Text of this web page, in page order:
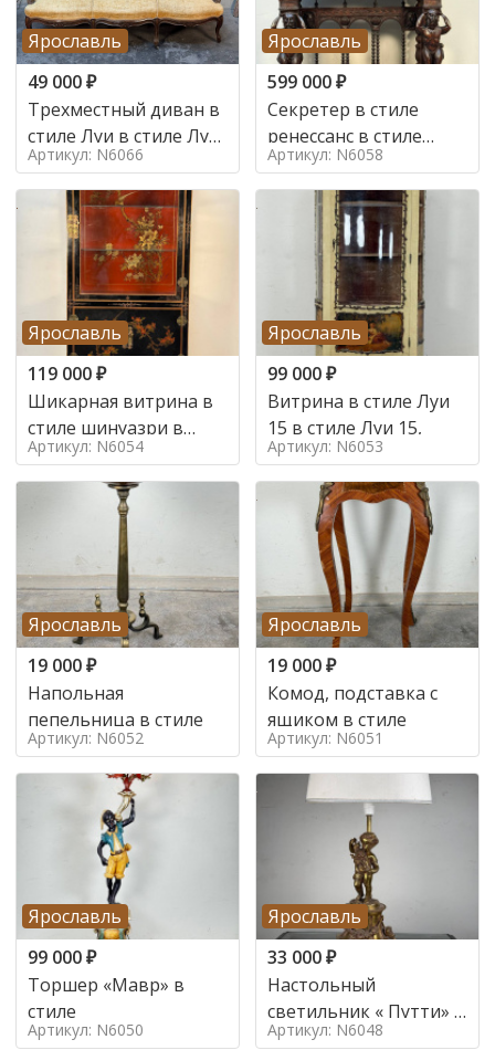
Ярославль
49 000₽
Трехместный диван в
стиле Луи в стиле Луи
16,
Артикул: N6066
Ярославль
599 000₽
Секретер в стиле
ренессанс в стиле
ренессанс, 19 век
Артикул: N6058
Ярославль
119 000₽
Шикарная витрина в
стиле шинуазри в
стиле шинуазри,
Артикул: N6054
Ярославль
99 000₽
Витрина в стиле Луи
15 в стиле Луи 15,
Артикул: N6053
Ярославль
19 000₽
Напольная
пепельница в стиле
Артикул: N6052
Ярославль
19 000₽
Комод, подставка с
ящиком в стиле
Артикул: N6051
Ярославль
99 000₽
Торшер «Мавр» в
стиле
Артикул: N6050
Ярославль
33 000₽
Настольный
светильник « Путти» в
стиле
Артикул: N6048